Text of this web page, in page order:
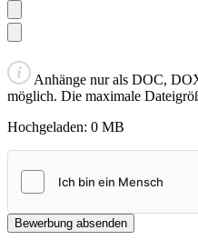
Anhänge nur als DOC,
möglich. Die maximale
Hochgeladen: 0 MB